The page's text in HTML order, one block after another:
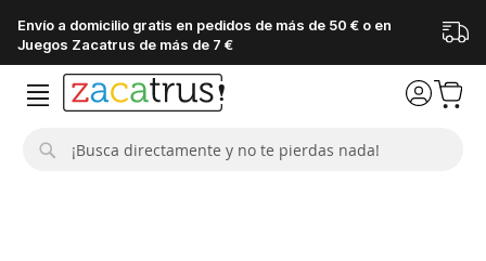
Envío a domicilio gratis en pedidos de más de 50 € o en
Juegos Zacatrus de más de 7 €